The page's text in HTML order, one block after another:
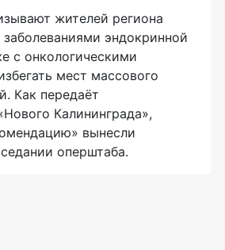
жителей региона
эндокринной
с онкологическими
мест массового
Как передаёт
Калининграда»,
вынесли
оперштаба.